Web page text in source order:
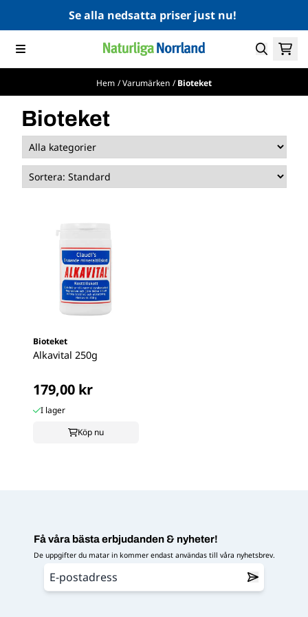
Hoppa till innehållSe alla nedsatta priser just nu!
Hem /Varumärken /Bioteket
Bioteket
Bioteket
Alkavital 250g
179,00 kr
I lager
Köp nu
Få våra bästa erbjudanden & nyheter!
De uppgifter du matar in kommer endast användas till våra nyhetsbrev.